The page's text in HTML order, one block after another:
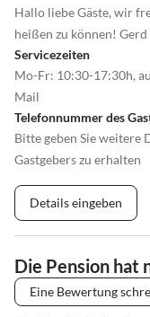
Hallo liebe Gäste, wir
heißen zu können!
Servicezeiten
Mo-Fr: 10:30-17:30h,
Mail
Telefonnummer des
Bitte geben Sie weitere
Gastgebers zu erhalten
Details eingeben
Die Pension hat
Eine Bewertung